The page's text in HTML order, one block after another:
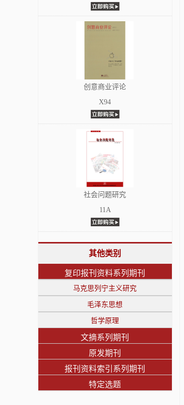
创意商业评论
X94
社会问题研究
11A
其他类别
复印报刊资料系列期刊
马克思列宁主义研究
毛泽东思想
哲学原理
文摘系列期刊
原发期刊
报刊资料索引系列期刊
特定选题